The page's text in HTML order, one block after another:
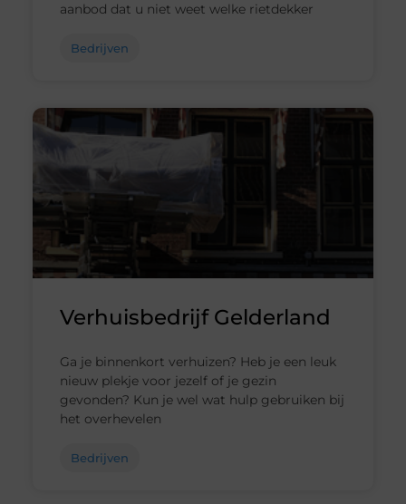
aanbod dat u niet weet welke rietdekker
Bedrijven
Verhuisbedrijf Gelderland
Ga je binnenkort verhuizen? Heb je een leuk
nieuw plekje voor jezelf of je gezin
gevonden? Kun je wel wat hulp gebruiken bij
het overhevelen
Bedrijven